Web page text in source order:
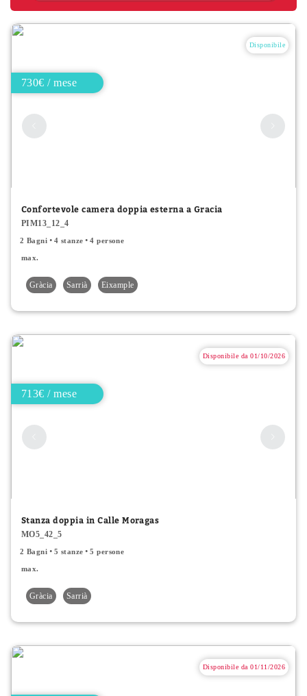
Disponibile
730€ / mese
Confortevole camera doppia esterna a Gracia
PIM13_12_4
2 Bagni 4 stanze 4 persone
max.
Gràcia Sarrià Eixample
Disponibile da 01/10/2026
713€ / mese
Stanza doppia in Calle Moragas
MO5_42_5
2 Bagni 5 stanze 5 persone
max.
Gràcia Sarrià
Disponibile da 01/11/2026